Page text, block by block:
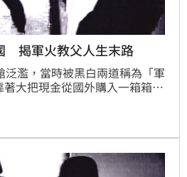
揭軍火教父人生末路
濫，當時被黑白兩道稱為「軍
大把現金從國外購入一箱箱先
職的兒時玩伴喬裝臥底，藉此
式將他成功逮捕歸案。不料，
出獄後卻因介入道上糾紛，遭
束罪惡的一生。